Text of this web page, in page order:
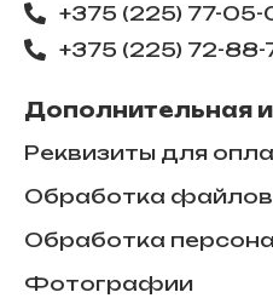
+375 (225) 77-05-
+375 (225) ​72-88-
Дополнительная
Реквизиты для
Обработка файлов
Обработка
Фотографии